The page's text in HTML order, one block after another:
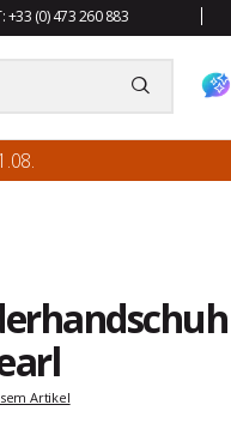
+33 (0) 473 260 883
Artikel